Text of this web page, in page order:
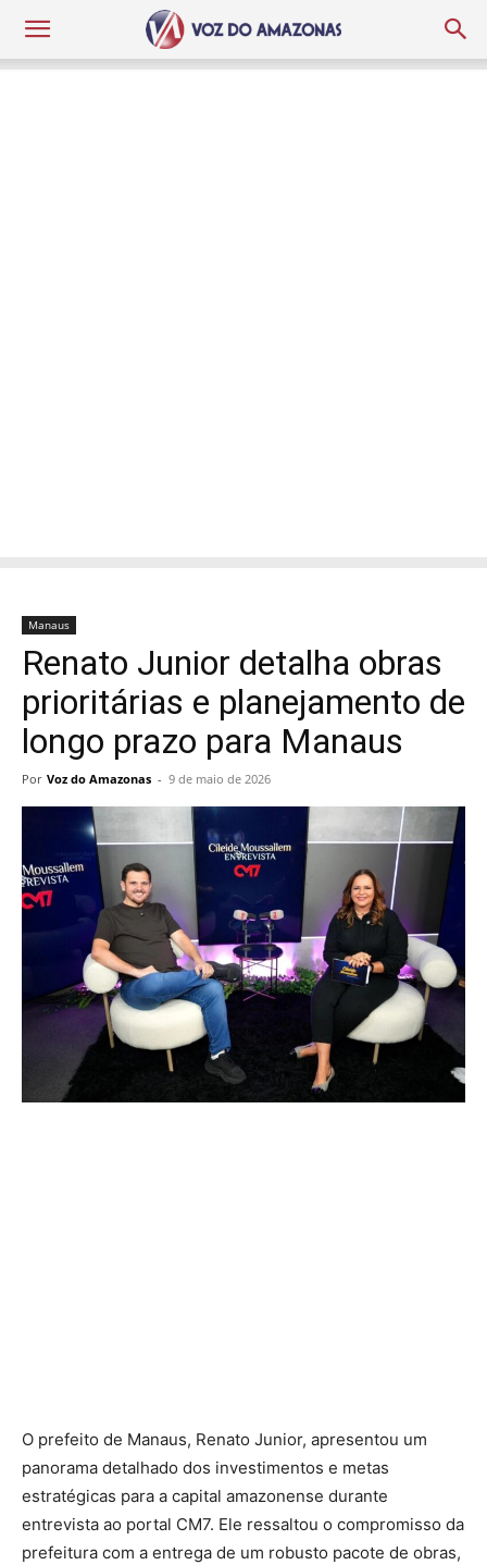
Manaus
Renato Junior detalha obras
prioritárias e planejamento de
longo prazo para Manaus
Por Voz do Amazonas - 9 de maio de 2026
O prefeito de Manaus, Renato Junior, apresentou um
panorama detalhado dos investimentos e metas
estratégicas para a capital amazonense durante
entrevista ao portal CM7. Ele ressaltou o compromisso da
prefeitura com a entrega de um robusto pacote de obras,